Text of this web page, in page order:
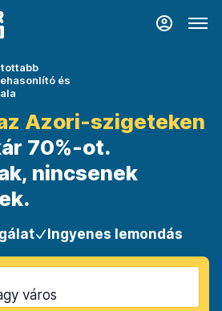
és
Azori-szigeteken
70%-ot.
nincsenek
Ingyenes lemondás